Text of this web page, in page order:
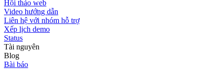
Hội thảo web
Video hướng dẫn
Liên hệ với nhóm hỗ trợ
Xếp lịch demo
Status
Tài nguyên
Blog
Bài báo